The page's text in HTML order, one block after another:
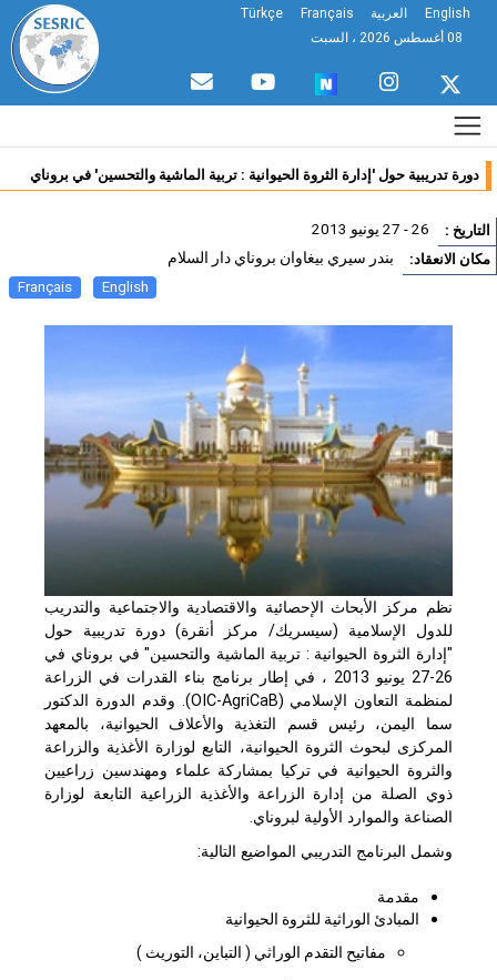
English العربية Français
Türkçe
دورة تدريبية حول 'إدارة الثروة الحيوانية : تربية الماشية والتحسين' في بروناي
: 26 - 27 يونيو 2013
الانعقاد: بندر سيري بيغاوان بروناي دار السلام
English
Français
نظم مركز الأبحاث الإحصائية والاقتصادية والاجتماعية والتدريب
للدول الإسلامية (سيسريك/ مركز أنقرة) دورة تدريبية حول
"إدارة الثروة الحيوانية : تربية الماشية والتحسين" في بروناي في
26-27 يونيو 2013 ، في إطار برنامج بناء القدرات في الزراعة
لمنظمة التعاون الإسلامي (OIC-AgriCaB). وقدم الدورة الدكتور
سما اليمن، رئيس قسم التغذية والأعلاف الحيوانية، بالمعهد
المركزى لبحوث الثروة الحيوانية، التابع لوزارة الأغذية والزراعة
والثروة الحيوانية في تركيا بمشاركة علماء ومهندسين زراعيين
ذوي الصلة من إدارة الزراعة والأغذية الزراعية التابعة لوزارة
الصناعة والموارد الأولية لبروناي.
وشمل البرنامج التدريبي المواضيع التالية:
مقدمة
المبادئ الوراثية للثروة الحيوانية
مفاتيح التقدم الوراثي ( التباين، التوريث )